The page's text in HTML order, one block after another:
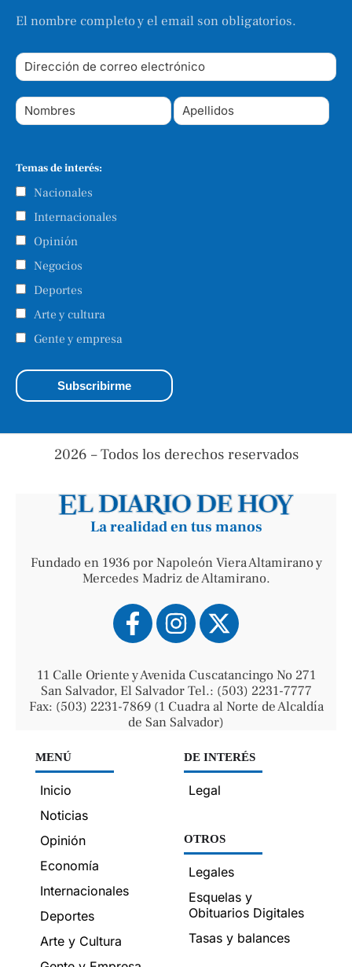
El nombre completo y el email son obligatorios.
Temas de interés:
Nacionales
Internacionales
Opinión
Negocios
Deportes
Arte y cultura
Gente y empresa
2026 – Todos los derechos reservados
La realidad en tus manos
Fundado en 1936 por Napoleón Viera Altamirano y
Mercedes Madriz de Altamirano.
11 Calle Oriente y Avenida Cuscatancingo No 271
San Salvador, El Salvador Tel.: (503) 2231-7777
Fax: (503) 2231-7869 (1 Cuadra al Norte de Alcaldía
de San Salvador)
MENÚ
Inicio
Noticias
Opinión
Economía
Internacionales
Deportes
Arte y Cultura
DE INTERÉS
Legal
OTROS
Legales
Esquelas y
Obituarios Digitales
Tasas y balances